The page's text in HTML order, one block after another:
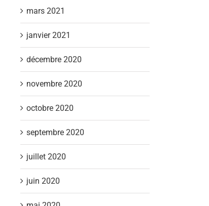
mars 2021
janvier 2021
décembre 2020
novembre 2020
octobre 2020
septembre 2020
juillet 2020
juin 2020